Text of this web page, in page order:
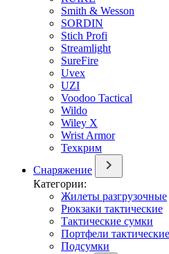
Smith & Wesson
SORDIN
Stich Profi
Streamlight
SureFire
Uvex
UZI
Voodoo Tactical
Wildo
Wiley X
Wrist Armor
Техкрим
Снаряжение
Категории:
Жилеты разгрузочные
Рюкзаки тактические
Тактические сумки
Портфели тактические
Подсумки